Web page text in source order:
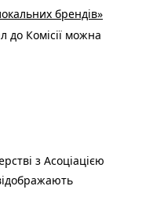
брендів»
до Комісії можна
з Асоціацією